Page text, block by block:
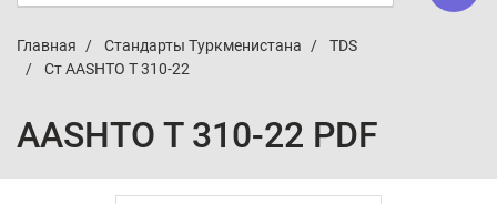
Главная Стандарты Туркменистана
TDS
Cт AASHTO T 310-22
AASHTO T 310-22 PDF